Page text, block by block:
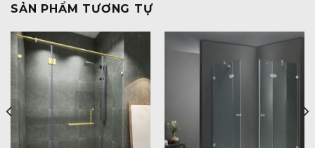
SẢN PHẨM TƯƠNG TỰ